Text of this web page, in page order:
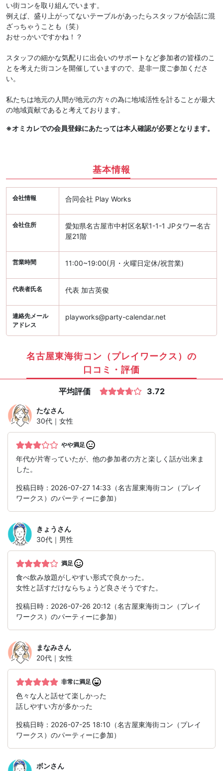
い街コンを取り組んでいます。
例えば、盛り上がってないテーブルがあったらスタッフが会話に混
ざっちゃうことも（笑）
おせっかいですかね！？
スタッフの細かな気配りに出会いのサポートなど参加者の皆様のこ
とを考えた街コンを開催していますので、是非一度ご参加くださ
い。
私たちは地元の人間が地元の方々の為に地域活性を計ることが最大
の地域貢献であると考えております。
※オミカレでの会員登録にあたっては本人確認が必要となります。
基本情報
会社情報 合同会社 Play Works
会社住所
愛知県名古屋市中村区名駅1-1-1 JPタワー名古
屋21階
営業時間 11:00~19:00(月・火曜日定休/祝営業)
代表者氏名 代表 加古英俊
連絡先メール
アドレス
playworks@party-calendar.net
名古屋東海街コン（プレイワークス）の
口コミ・評価
平均評価 3.72
たなさん
30代｜女性
やや満足
年代が片寄っていたが、他の参加者の方と楽しく話が出来ま
した。
投稿日時：2026-07-27 14:33（名古屋東海街コン（プレイ
ワークス）のパーティーに参加）
きょう さん
30代｜男性
満足
食べ飲み放題がしやすい形式で良かった。
女性と話すだけならちょうど良さそうですた。
投稿日時：2026-07-26 20:12（名古屋東海街コン（プレイ
ワークス）のパーティーに参加）
まなみさん
20代｜女性
非常に満足
色々な人と話せて楽しかった
話しやすい方が多かった
投稿日時：2026-07-25 18:10（名古屋東海街コン（プレイ
ワークス）のパーティーに参加）
ボンさん